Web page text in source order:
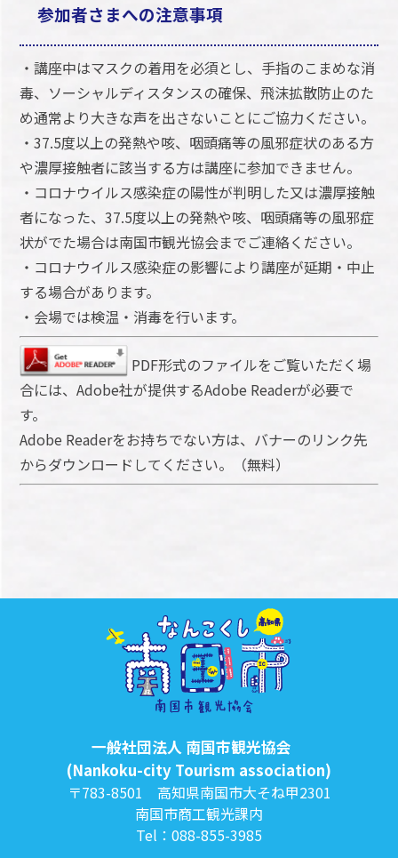
参加者さまへの注意事項
・講座中はマスクの着用を必須とし、手指のこまめな消
毒、ソーシャルディスタンスの確保、飛沫拡散防止のた
め通常より大きな声を出さないことにご協力ください。
・37.5度以上の発熱や咳、咽頭痛等の風邪症状のある方
や濃厚接触者に該当する方は講座に参加できません。
・コロナウイルス感染症の陽性が判明した又は濃厚接触
者になった、37.5度以上の発熱や咳、咽頭痛等の風邪症
状がでた場合は南国市観光協会までご連絡ください。
・コロナウイルス感染症の影響により講座が延期・中止
する場合があります。
・会場では検温・消毒を行います。
PDF形式のファイルをご覧いただく場
合には、Adobe社が提供するAdobe Readerが必要で
す。
Adobe Readerをお持ちでない方は、バナーのリンク先
からダウンロードしてください。（無料）
一般社団法人 南国市観光協会
(Nankoku-city Tourism association)
〒783-8501 高知県南国市大そね甲2301
南国市商工観光課内
Tel：088-855-3985